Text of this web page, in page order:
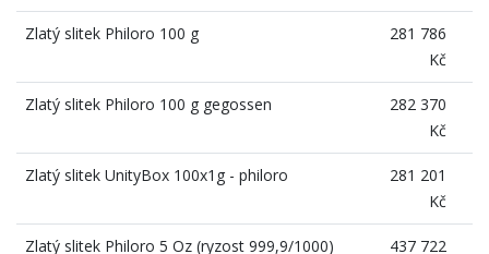
Zlatý slitek Philoro 100 g
281 786
Kč
Zlatý slitek Philoro 100 g gegossen
282 370
Kč
Zlatý slitek UnityBox 100x1g - philoro
281 201
Kč
Zlatý slitek Philoro 5 Oz (ryzost 999,9/1000)
437 722